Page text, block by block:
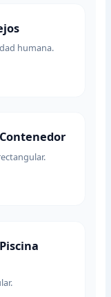
humana.